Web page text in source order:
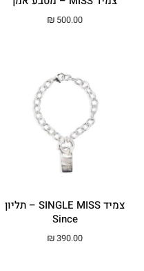
₪ 500.00
צמיד SINGLE MISS – תליון
Since
₪390.00